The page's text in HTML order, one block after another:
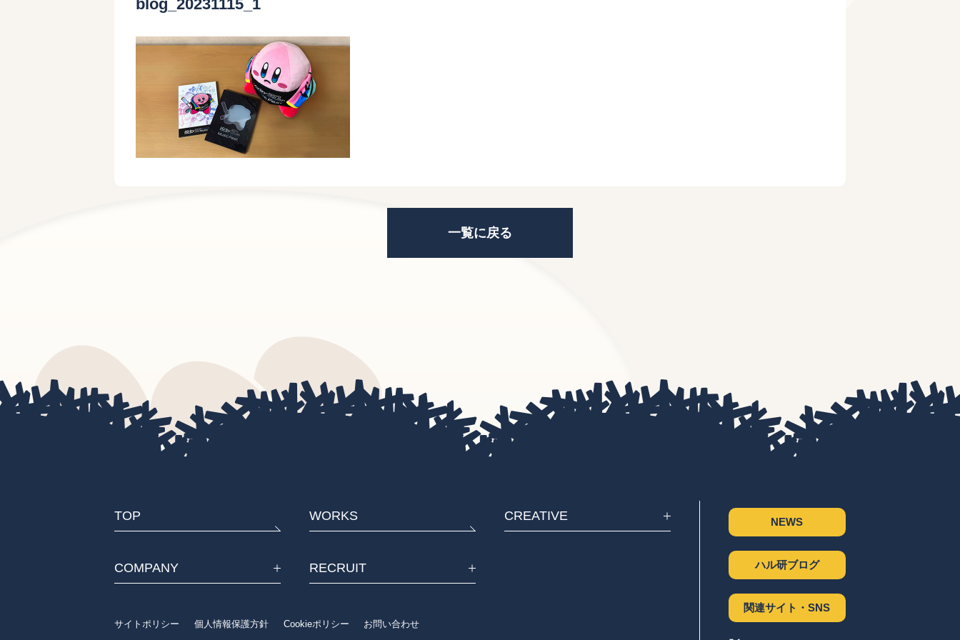
blog_20231115_1
一覧に戻る
TOP WORKS CREATIVE
COMPANY RECRUIT
サイトポリシー 個人情報保護方針 Cookieポリシー お問い合わせ
NEWS
ハル研ブログ
関連サイト・SNS